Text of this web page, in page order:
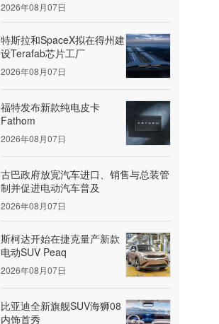
2026年08月07日
特斯拉和SpaceX拟在得州建
设Terafab芯片工厂
2026年08月07日
福特发布新款纯电皮卡
Fathom
2026年08月07日
古巴政府放宽汽车进口、销售与总装管
制并促进电动汽车普及
2026年08月07日
斯柯达开始在捷克量产新款
电动SUV Peaq
2026年08月07日
比亚迪全新旗舰SUV海狮08
内饰首秀